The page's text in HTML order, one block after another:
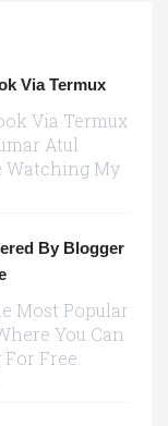
Via Termux
Via Termux
Atul
Watching My
By Blogger
Most Popular
You Can
Free.